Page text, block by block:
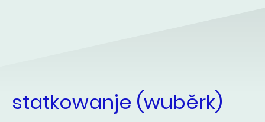
statkowanje (wuběrk)